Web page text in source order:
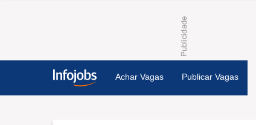
Achar Vagas Publicar Vagas